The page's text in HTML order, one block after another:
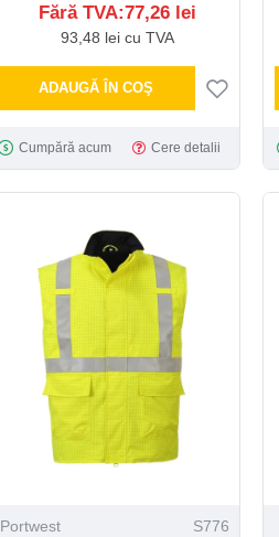
Fără TVA:77,26 lei
93,48 lei cu TVA
ADAUGĂ ÎN COŞ
Cumpără acum Cere detalii
Portwest S776